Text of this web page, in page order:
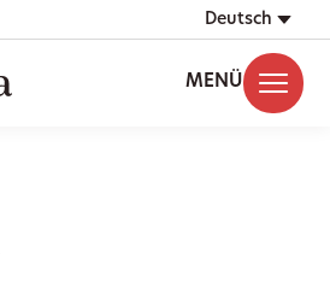
Deutsch
MENÜ